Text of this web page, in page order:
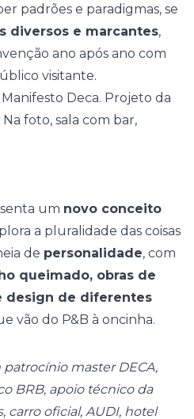
padrões e paradigmas, se
diversos e marcantes,
ano após ano com
visitante.
um novo conceito
a pluralidade das coisas
de personalidade, com
queimado, obras de
design de diferentes
vão do P&B à oncinha.
patrocínio master DECA,
BRB, apoio técnico da
carro oficial, AUDI, hotel